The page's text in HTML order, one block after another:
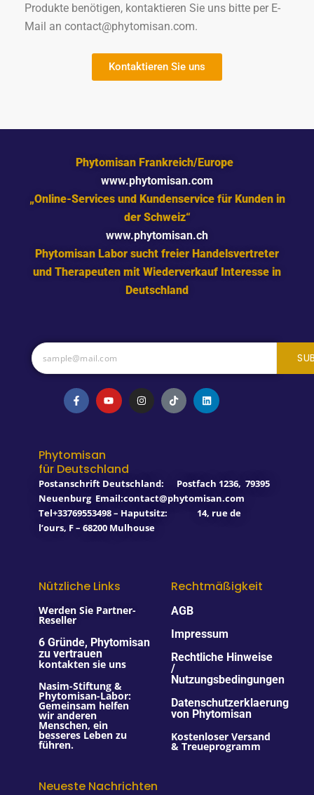
Produkte benötigen, kontaktieren Sie uns bitte per E-
Mail an contact@phytomisan.com.
Kontaktieren Sie uns
Phytomisan Frankreich/Europe
www.phytomisan.com
„Online-Services und Kundenservice für Kunden in
der Schweiz“
www.phytomisan.ch
Phytomisan Labor sucht freier Handelsvertreter
und Therapeuten mit Wiederverkauf Interesse in
Deutschland
F
a
c
o
k
-
f
Y
o
u
n
s
T
i
k
L
i
n
Phytomisan
für Deutschland
Postanschrift Deutschland: Postfach 1236, 79395
Neuenburg Email:contact@phytomisan.com
Tel+33769553498 – Haputsitz: 14, rue de
l’ours, F – 68200 Mulhouse
Nützliche Links
Werden Sie Partner-
Reseller
6 Gründe, Phytomisan
zu vertrauen
kontakten sie uns
Nasim-Stiftung &
Phytomisan-Labor:
Gemeinsam helfen
wir anderen
Menschen, ein
besseres Leben zu
führen.
Rechtmäßigkeit
AGB
Impressum
Rechtliche Hinweise
/
Nutzungsbedingungen
Datenschutzerklaerung
von Phytomisan
Kostenloser Versand
& Treueprogramm
Neueste Nachrichten